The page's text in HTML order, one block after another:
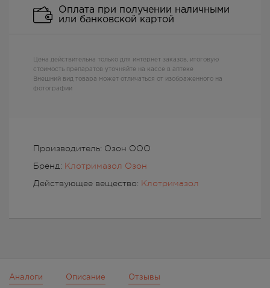
Производитель: Озон ООО
Бренд: Клотримазол Озон
Действующее вещество: Клотримазол
Оплата при получении наличными
или банковской картой
Цена действительна только для интернет заказов, итоговую
стоимость препаратов уточняйте на кассе в аптеке
Внешний вид товара может отличаться от изображенного на
фотографии
Аналоги Описание Отзывы